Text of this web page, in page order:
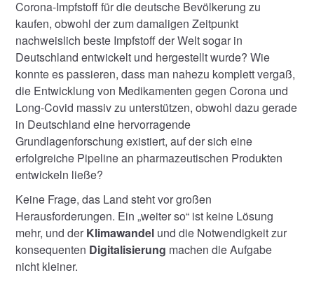
Corona-Impfstoff für die deutsche Bevölkerung zu
kaufen, obwohl der zum damaligen Zeitpunkt
nachweislich beste Impfstoff der Welt sogar in
Deutschland entwickelt und hergestellt wurde? Wie
konnte es passieren, dass man nahezu komplett vergaß,
die Entwicklung von Medikamenten gegen Corona und
Long-Covid massiv zu unterstützen, obwohl dazu gerade
in Deutschland eine hervorragende
Grundlagenforschung existiert, auf der sich eine
erfolgreiche Pipeline an pharmazeutischen Produkten
entwickeln ließe?
Keine Frage, das Land steht vor großen
Herausforderungen. Ein „weiter so“ ist keine Lösung
mehr, und der Klimawandel und die Notwendigkeit zur
konsequenten Digitalisierung machen die Aufgabe
nicht kleiner.